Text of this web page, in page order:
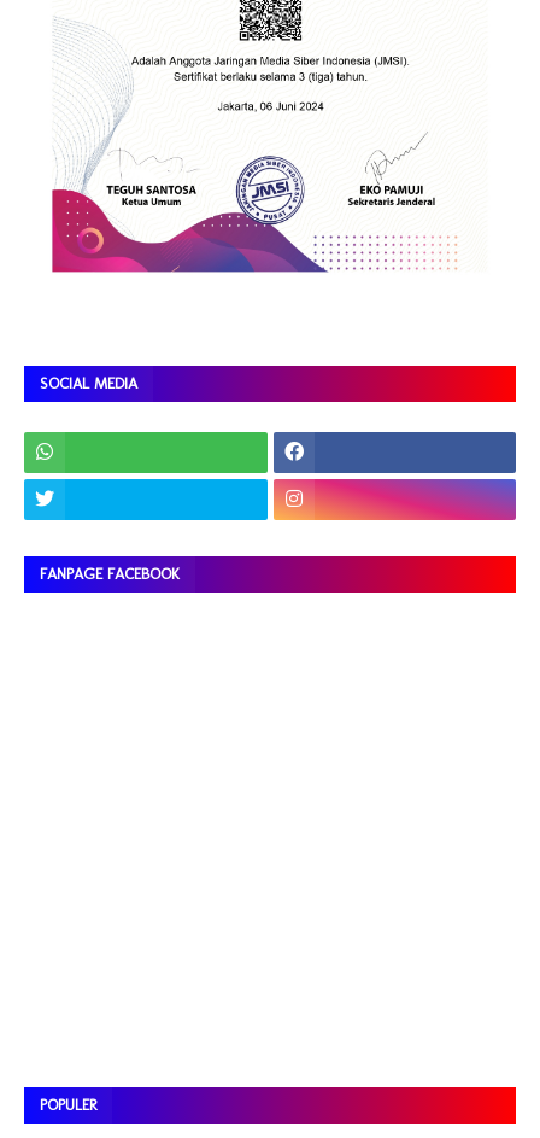
SOCIAL MEDIA
FANPAGE FACEBOOK
POPULER